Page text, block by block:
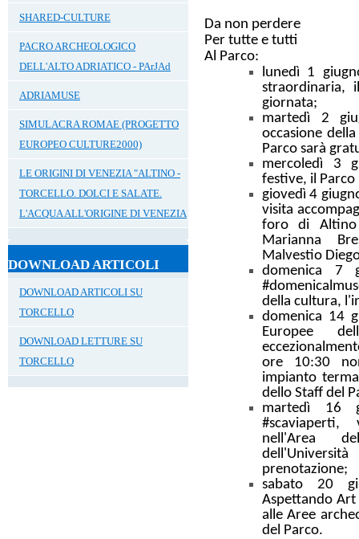
SHARED-CULTURE
PACRO ARCHEOLOGICO
DELL'ALTO ADRIATICO - PArJAd
ADRIAMUSE
SIMULACRA ROMAE (PROGETTO
EUROPEO CULTURE2000)
LE ORIGINI DI VENEZIA "ALTINO -
TORCELLO. DOLCI E SALATE.
L'ACQUA ALL'ORIGINE DI VENEZIA
DOWNLOAD ARTICOLI
DOWNLOAD ARTICOLI SU
TORCELLO
DOWNLOAD LETTURE SU
TORCELLO
Da non perdere
Per tutte e tutti
Al Parco:
lunedì 1
straordinaria,
giornata;
martedì 2
occasione
Parco sarà
mercoledì 3
festive, il
giovedì 4
visita
foro di Altino
Marianna
Malvestio
domenica 7
della cultura,
domenica 14
Europee
ore 10:30
impianto
dello Staff del
martedì 16
#scaviaperti,
nell'Area
prenotazione;
sabato 20
Aspettando Art
alle Aree
del Parco.